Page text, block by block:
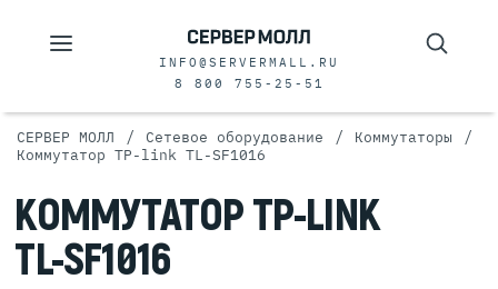
INFO@SERVERMALL.RU
8 800 755-25-51
СЕРВЕР МОЛЛ / Сетевое оборудование / Коммутаторы /
Коммутатор TP-link TL-SF1016
КОММУТАТОРTP-LINK
TL-SF1016